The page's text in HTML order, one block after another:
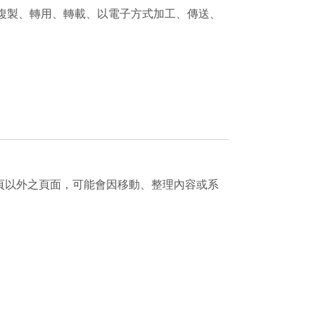
、轉用、轉載、以電子方式加工、傳送、
外之頁面，可能會因移動、整理內容或系